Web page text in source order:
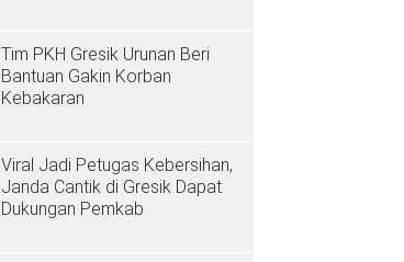
Tim PKH Gresik Urunan Beri
Bantuan Gakin Korban
Kebakaran
Viral Jadi Petugas Kebersihan,
Janda Cantik di Gresik Dapat
Dukungan Pemkab